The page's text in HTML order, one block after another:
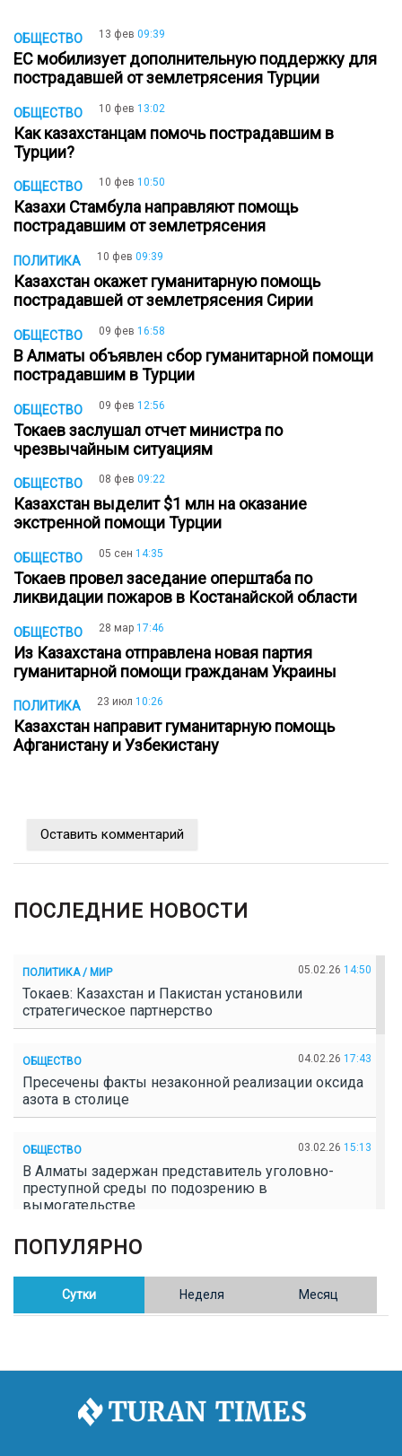
ОБЩЕСТВО 13 фев 09:39
ЕС мобилизует дополнительную поддержку для
пострадавшей от землетрясения Турции
ОБЩЕСТВО 10 фев 13:02
Как казахстанцам помочь пострадавшим в
Турции?
ОБЩЕСТВО 10 фев 10:50
Казахи Стамбула направляют помощь
пострадавшим от землетрясения
ПОЛИТИКА 10 фев 09:39
Казахстан окажет гуманитарную помощь
пострадавшей от землетрясения Сирии
ОБЩЕСТВО 09 фев 16:58
В Алматы объявлен сбор гуманитарной помощи
пострадавшим в Турции
ОБЩЕСТВО 09 фев 12:56
Токаев заслушал отчет министра по
чрезвычайным ситуациям
ОБЩЕСТВО 08 фев 09:22
Казахстан выделит $1 млн на оказание
экстренной помощи Турции
ОБЩЕСТВО 05 сен 14:35
Токаев провел заседание оперштаба по
ликвидации пожаров в Костанайской области
ОБЩЕСТВО 28 мар 17:46
Из Казахстана отправлена новая партия
гуманитарной помощи гражданам Украины
ПОЛИТИКА 23 июл 10:26
Казахстан направит гуманитарную помощь
Афганистану и Узбекистану
Оставить комментарий
ПОСЛЕДНИЕ НОВОСТИ
ПОЛИТИКА / МИР 05.02.26 14:50
Токаев: Казахстан и Пакистан установили
стратегическое партнерство
ОБЩЕСТВО 04.02.26 17:43
Пресечены факты незаконной реализации оксида
азота в столице
ОБЩЕСТВО 03.02.26 15:13
В Алматы задержан представитель уголовно-
преступной среды по подозрению в
вымогательстве
ОБЩЕСТВО
Полицейские пресекли незаконное выращивание
конопли в Таразе
Казахстан возглавил Договор о зоне, свободной от
ПОПУЛЯРНО
Сутки Неделя Месяц